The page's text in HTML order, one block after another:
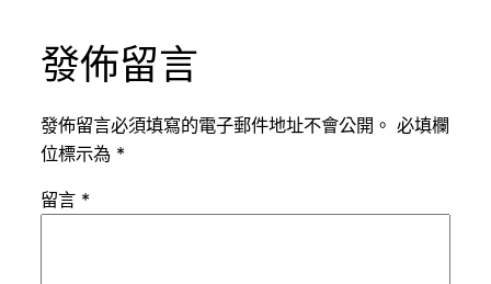
發佈留言
發佈留言必須填寫的電子郵件地址不會公開。 必填欄
位標示為 *
留言 *